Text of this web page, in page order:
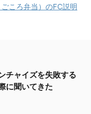
ころ弁当）のFC説明
チャイズを失敗する
に聞いてきた